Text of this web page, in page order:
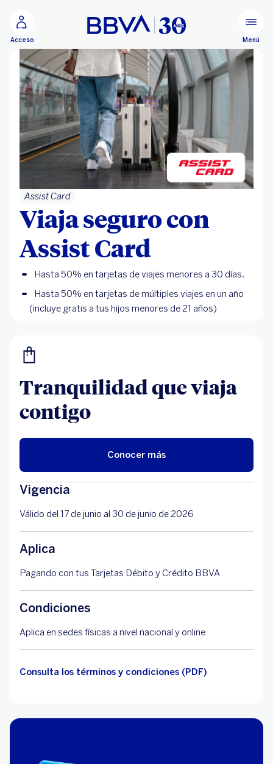
Acceso Menú
Assist Card
Viaja seguro con
Assist Card
Hasta 50% en tarjetas de viajes menores a 30 días.
Hasta 50% en tarjetas de múltiples viajes en un año
(incluye gratis a tus hijos menores de 21 años)
Tranquilidad que viaja
contigo
Conocer más
Vigencia
Válido del 17 de junio al 30 de junio de 2026
Aplica
Pagando con tus Tarjetas Débito y Crédito BBVA
Condiciones
Aplica en sedes físicas a nivel nacional y online
Consulta los términos y condiciones (PDF)